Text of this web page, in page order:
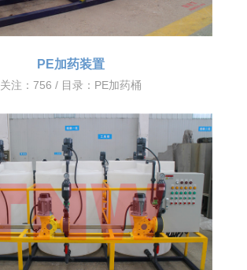
PE加药装置
关注：756 / 目录： PE加药桶